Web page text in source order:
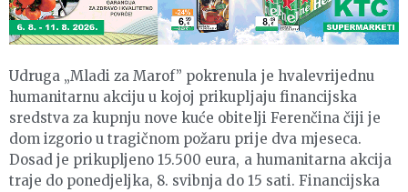
Udruga „Mladi za Marof” pokrenula je hvalevrijednu
humanitarnu akciju u kojoj prikupljaju financijska
sredstva za kupnju nove kuće obitelji Ferenčina čiji je
dom izgorio u tragičnom požaru prije dva mjeseca.
Dosad je prikupljeno 15.500 eura, a humanitarna akcija
traje do ponedjeljka, 8. svibnja do 15 sati. Financijska